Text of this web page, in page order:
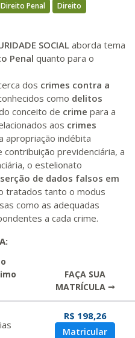
Direito Penal
Direito
SOCIAL aborda tema
Penal quanto para o
dos crimes contra a
como delitos
conceito de crime para a
aos crimes
apropriação indébita
previdenciária, a
o estelionato
de dados falsos em
tratados tanto o modus
como as adequadas
a cada crime.
FAÇA SUA
MATRÍCULA →
R$ 198,26
Matricular